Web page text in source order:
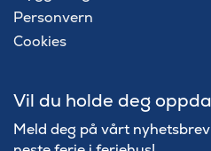
Personvern
Cookies
Vil du holde deg
Meld deg på vårt